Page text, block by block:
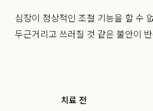
심장이 정상적인 조절 기능을 할 수
두근거리고 쓰러질 것 같은 불안이
치료 전